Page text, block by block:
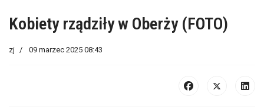
Kobiety rządziły w Oberży (FOTO)
zj 09 marzec 2025 08:43